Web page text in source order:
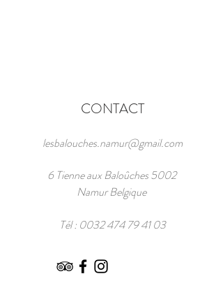
Tél : 0032 474 79 41 03
CONTACT
lesbalouches.namur@gmail.com
6 Tienne aux Baloûches 5002
Namur Belgique